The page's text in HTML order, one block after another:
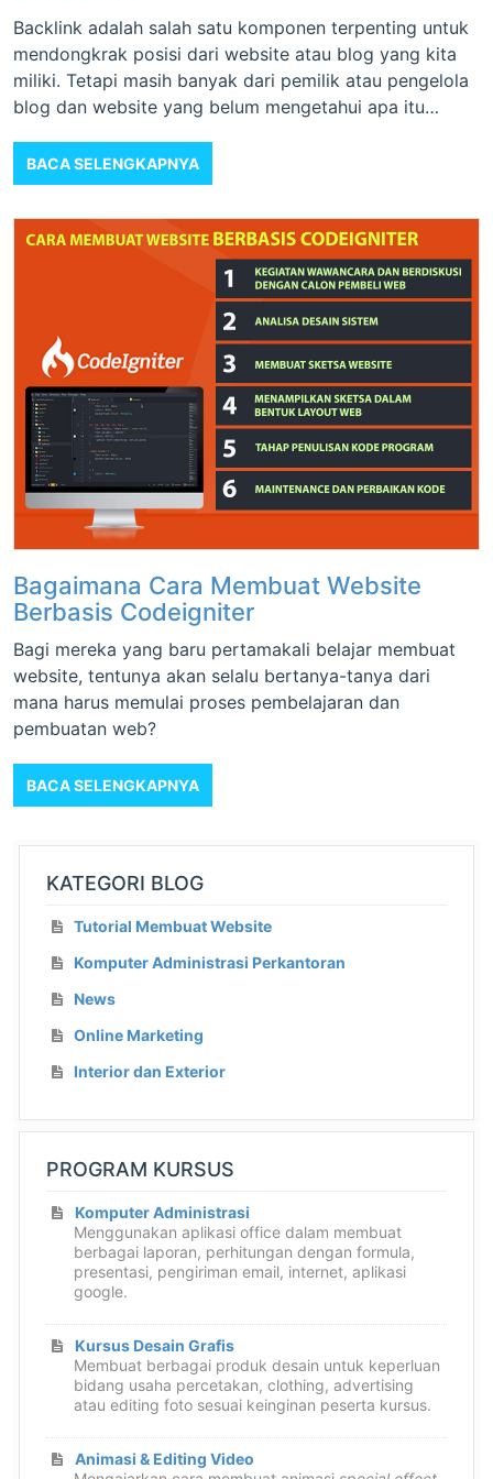
Backlink adalah salah satu komponen terpenting untuk
mendongkrak posisi dari website atau blog yang kita
miliki. Tetapi masih banyak dari pemilik atau pengelola
blog dan website yang belum mengetahui apa itu
BACA SELENGKAPNYA
Bagaimana Cara Membuat Website
Berbasis Codeigniter
Bagi mereka yang baru pertamakali belajar membuat
website, tentunya akan selalu bertanya-tanya dari
mana harus memulai proses pembelajaran dan
pembuatan web?
BACA SELENGKAPNYA
KATEGORI BLOG
Tutorial Membuat Website
Komputer Administrasi Perkantoran
News
Online Marketing
Interior dan Exterior
PROGRAM KURSUS
Komputer Administrasi
Menggunakan aplikasi office dalam membuat
berbagai laporan, perhitungan dengan formula,
presentasi, pengiriman email, internet, aplikasi
google.
Kursus Desain Grafis
Membuat berbagai produk desain untuk keperluan
bidang usaha percetakan, clothing, advertising
atau editing foto sesuai keinginan peserta kursus.
Animasi & Editing Video